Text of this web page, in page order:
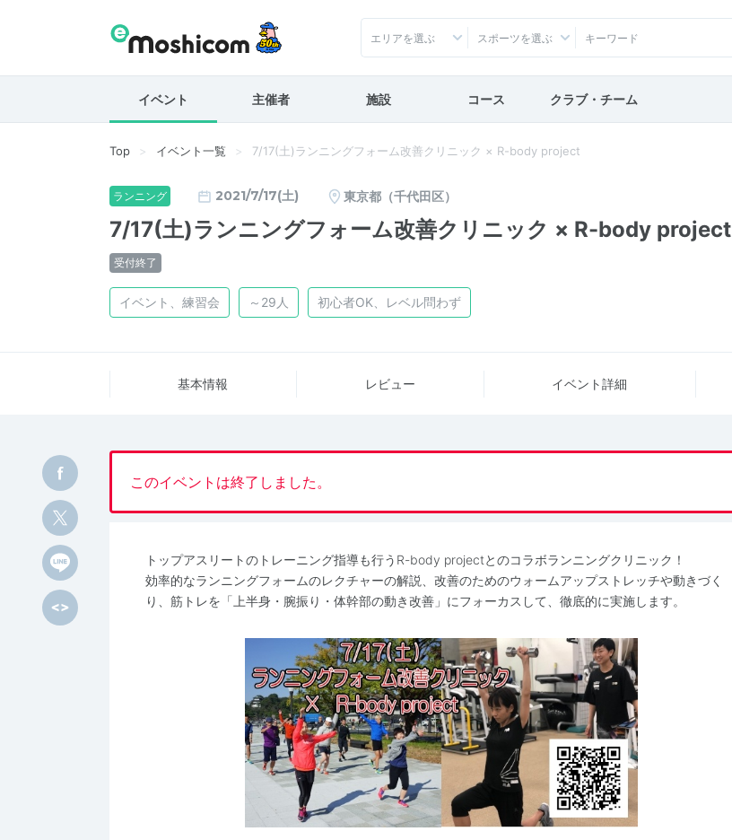
エリアを選ぶ スポーツを選ぶ
イベント 主催者 施設 コース クラブ・チーム
Top イベント一覧 7/17(土)ランニングフォーム改善クリニック × R-body project
ランニング 2021/7/17(土) 東京都（千代田区）
7/17(土)ランニングフォーム改善クリニック × R-body project
受付終了
イベント、練習会 ～29人 初心者OK、レベル問わず
基本情報 レビュー イベント詳細
このイベントは終了しました。
トップアスリートのトレーニング指導も行うR-body projectとのコラボランニングクリニック！
効率的なランニングフォームのレクチャーの解説、改善のためのウォームアップストレッチや動きづく
り、筋トレを「上半身・腕振り・体幹部の動き改善」にフォーカスして、徹底的に実施します。